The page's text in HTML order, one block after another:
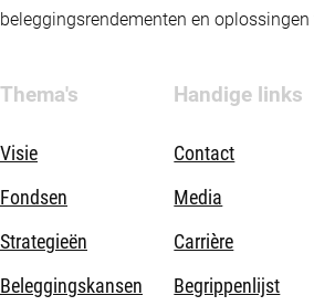
beleggingsrendementen en oplossingen
Thema's
Visie
Fondsen
Strategieën
Beleggingskansen
Handige links
Contact
Media
Carrière
Begrippenlijst